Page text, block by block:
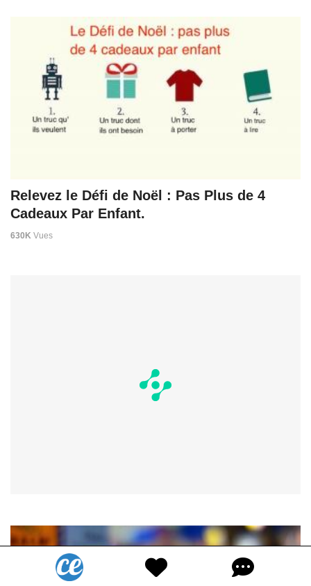
Relevez le Défi de Noël : Pas Plus de 4
Cadeaux Par Enfant.
630K Vues